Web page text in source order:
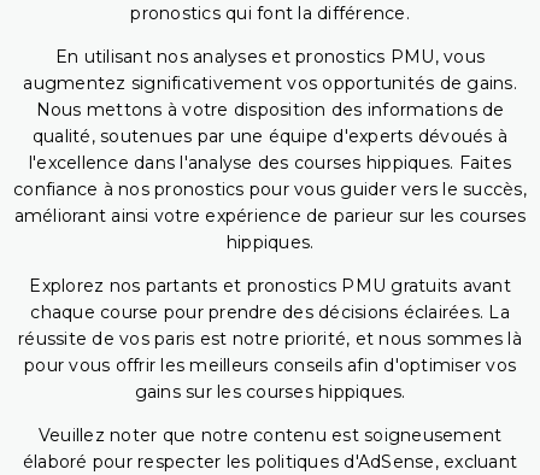
pronostics qui font la différence.
En utilisant nos analyses et pronostics PMU, vous
augmentez significativement vos opportunités de gains.
Nous mettons à votre disposition des informations de
qualité, soutenues par une équipe d'experts dévoués à
l'excellence dans l'analyse des courses hippiques. Faites
confiance à nos pronostics pour vous guider vers le succès,
améliorant ainsi votre expérience de parieur sur les courses
hippiques.
Explorez nos partants et pronostics PMU gratuits avant
chaque course pour prendre des décisions éclairées. La
réussite de vos paris est notre priorité, et nous sommes là
pour vous offrir les meilleurs conseils afin d'optimiser vos
gains sur les courses hippiques.
Veuillez noter que notre contenu est soigneusement
élaboré pour respecter les politiques d'AdSense, excluant